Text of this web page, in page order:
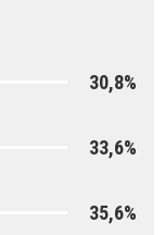
30,8%
33,6%
35,6%